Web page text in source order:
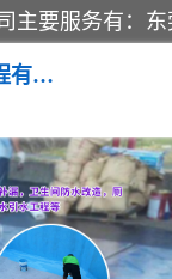
东莞市华展防水补漏装饰工程有限公司